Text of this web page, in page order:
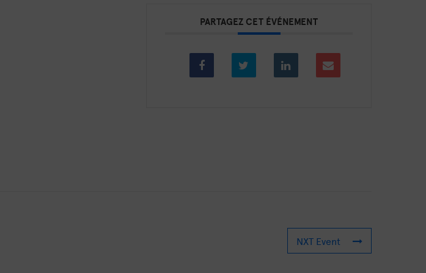
PARTAGEZ CET ÉVÉNEMENT
NXT Event